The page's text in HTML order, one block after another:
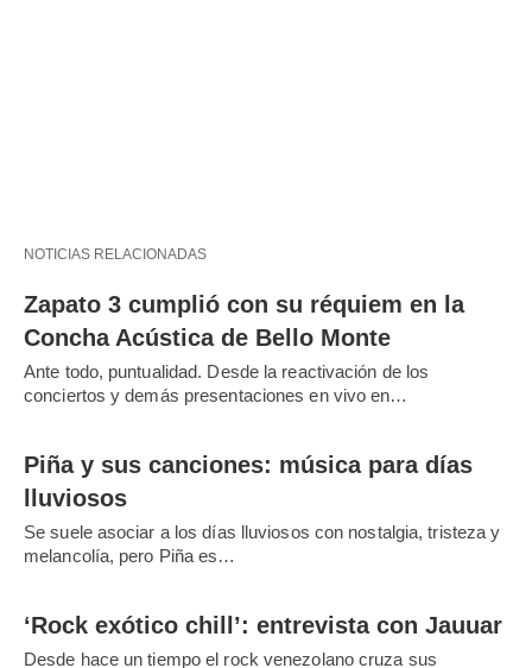
NOTICIAS RELACIONADAS
Zapato 3 cumplió con su réquiem en la
Concha Acústica de Bello Monte
Ante todo, puntualidad. Desde la reactivación de los
conciertos y demás presentaciones en vivo en…
Piña y sus canciones: música para días
lluviosos
Se suele asociar a los días lluviosos con nostalgia, tristeza y
melancolía, pero Piña es…
‘Rock exótico chill’: entrevista con Jauuar
Desde hace un tiempo el rock venezolano cruza sus